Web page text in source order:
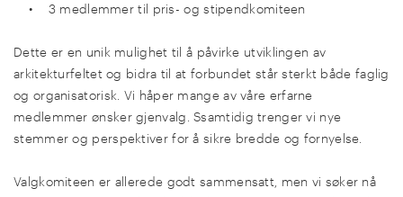
• 3 medlemmer til pris- og stipendkomiteen
Dette er en unik mulighet til å påvirke utviklingen av
arkitekturfeltet og bidra til at forbundet står sterkt både faglig
og organisatorisk. Vi håper mange av våre erfarne
medlemmer ønsker gjenvalg. Ssamtidig trenger vi nye
stemmer og perspektiver for å sikre bredde og fornyelse.
Valgkomiteen er allerede godt sammensatt, men vi søker nå